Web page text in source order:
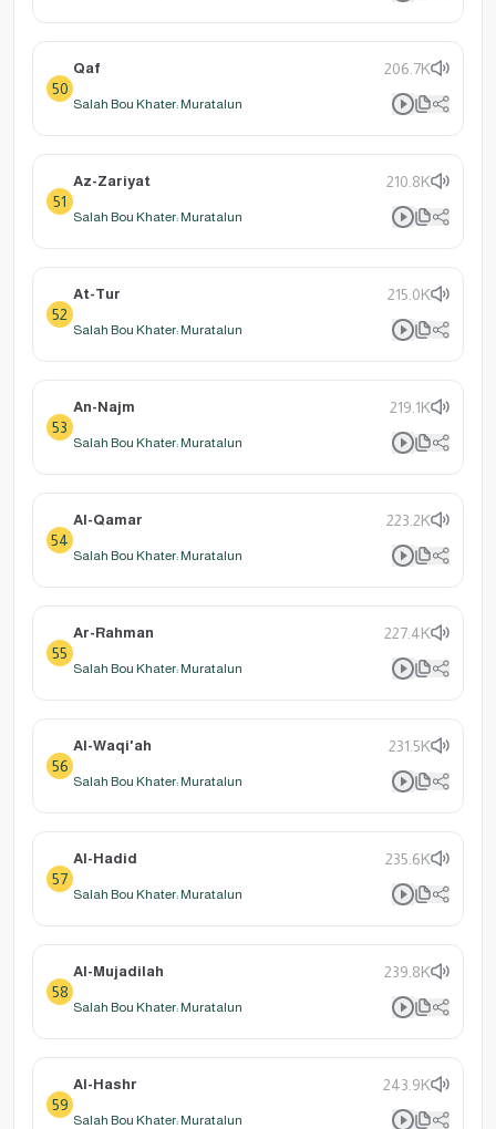
50
Qaf 206.7K
Salah Bou Khater: Muratalun
51
Az-Zariyat 210.8K
Salah Bou Khater: Muratalun
52
At-Tur 215.0K
Salah Bou Khater: Muratalun
53
An-Najm 219.1K
Salah Bou Khater: Muratalun
54
Al-Qamar 223.2K
Salah Bou Khater: Muratalun
55
Ar-Rahman 227.4K
Salah Bou Khater: Muratalun
56
Al-Waqi'ah 231.5K
Salah Bou Khater: Muratalun
57
Al-Hadid 235.6K
Salah Bou Khater: Muratalun
58
Al-Mujadilah 239.8K
Salah Bou Khater: Muratalun
59
Al-Hashr 243.9K
Salah Bou Khater: Muratalun